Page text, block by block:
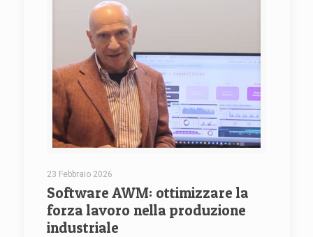
23 Febbraio 2026
Software AWM: ottimizzare la
forza lavoro nella produzione
industriale